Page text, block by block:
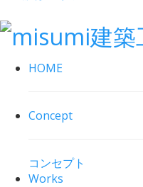
HOME
Concept
コンセプト
Works